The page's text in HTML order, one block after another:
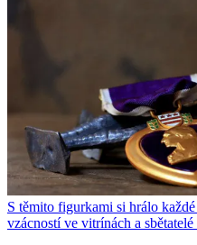
S těmito figurkami si hrálo
vzácností ve vitrínách a